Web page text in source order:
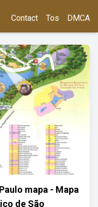
Contact Tos DMCA
mapa - Mapa
de São